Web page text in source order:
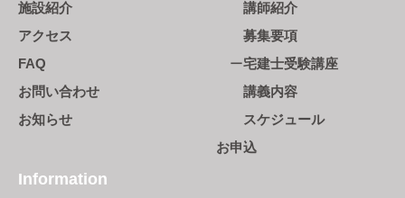
施設紹介
アクセス
FAQ
お問い合わせ
お知らせ
講師紹介
募集要項
宅建士受験講座
講義内容
スケジュール
お申込
Information